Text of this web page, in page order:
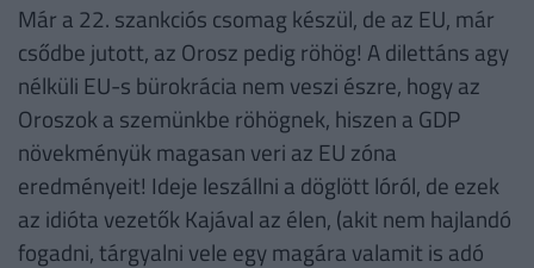
Már a 22. szankciós csomag készül, de az EU, már
csődbe jutott, az Orosz pedig röhög! A dilettáns agy
nélküli EU-s bürokrácia nem veszi észre, hogy az
Oroszok a szemünkbe röhögnek, hiszen a GDP
növekményük magasan veri az EU zóna
eredményeit! Ideje leszállni a döglött lóról, de ezek
az idióta vezetők Kajával az élen, (akit nem hajlandó
fogadni, tárgyalni vele egy magára valamit is adó